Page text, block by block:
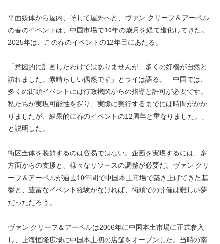
平面媒体から屋内、そして屋外へと、ヴァン クリーフ＆アーペル
の春のイベントは、中国市場で10年の歳月を経て進化してきた。
2025年は、この春のイベントの12年目にあたる。
「意図的に計画したわけではありませんが、多くの好機が自然と
訪れました。素晴らしい偶然です」とライは語る。「中国では、
多くの街頭イベントには行政機関からの指導と許可が必要です。
私たちが実現可能性を探り、実際に実行するまでには時間がかか
りましたが、結果的に春のイベントの12周年と重なりました。」
と説明した。
街区全体を装飾するのは容易ではない。企画を実現するには、多
方面からの支援と、様々なリソースの調整が必要だ。ヴァン クリ
ーフ＆アーペルが過去10年間で中国本土市場で築き上げてきた基
盤と、豊富なイベント経験がなければ、街頭での開催は難しい夢
だっただろう。
ヴァン クリーフ＆アーペルは2006年に中国本土市場に正式参入
し、上海恒隆広場に中国本土初の店舗をオープンした。当時の南